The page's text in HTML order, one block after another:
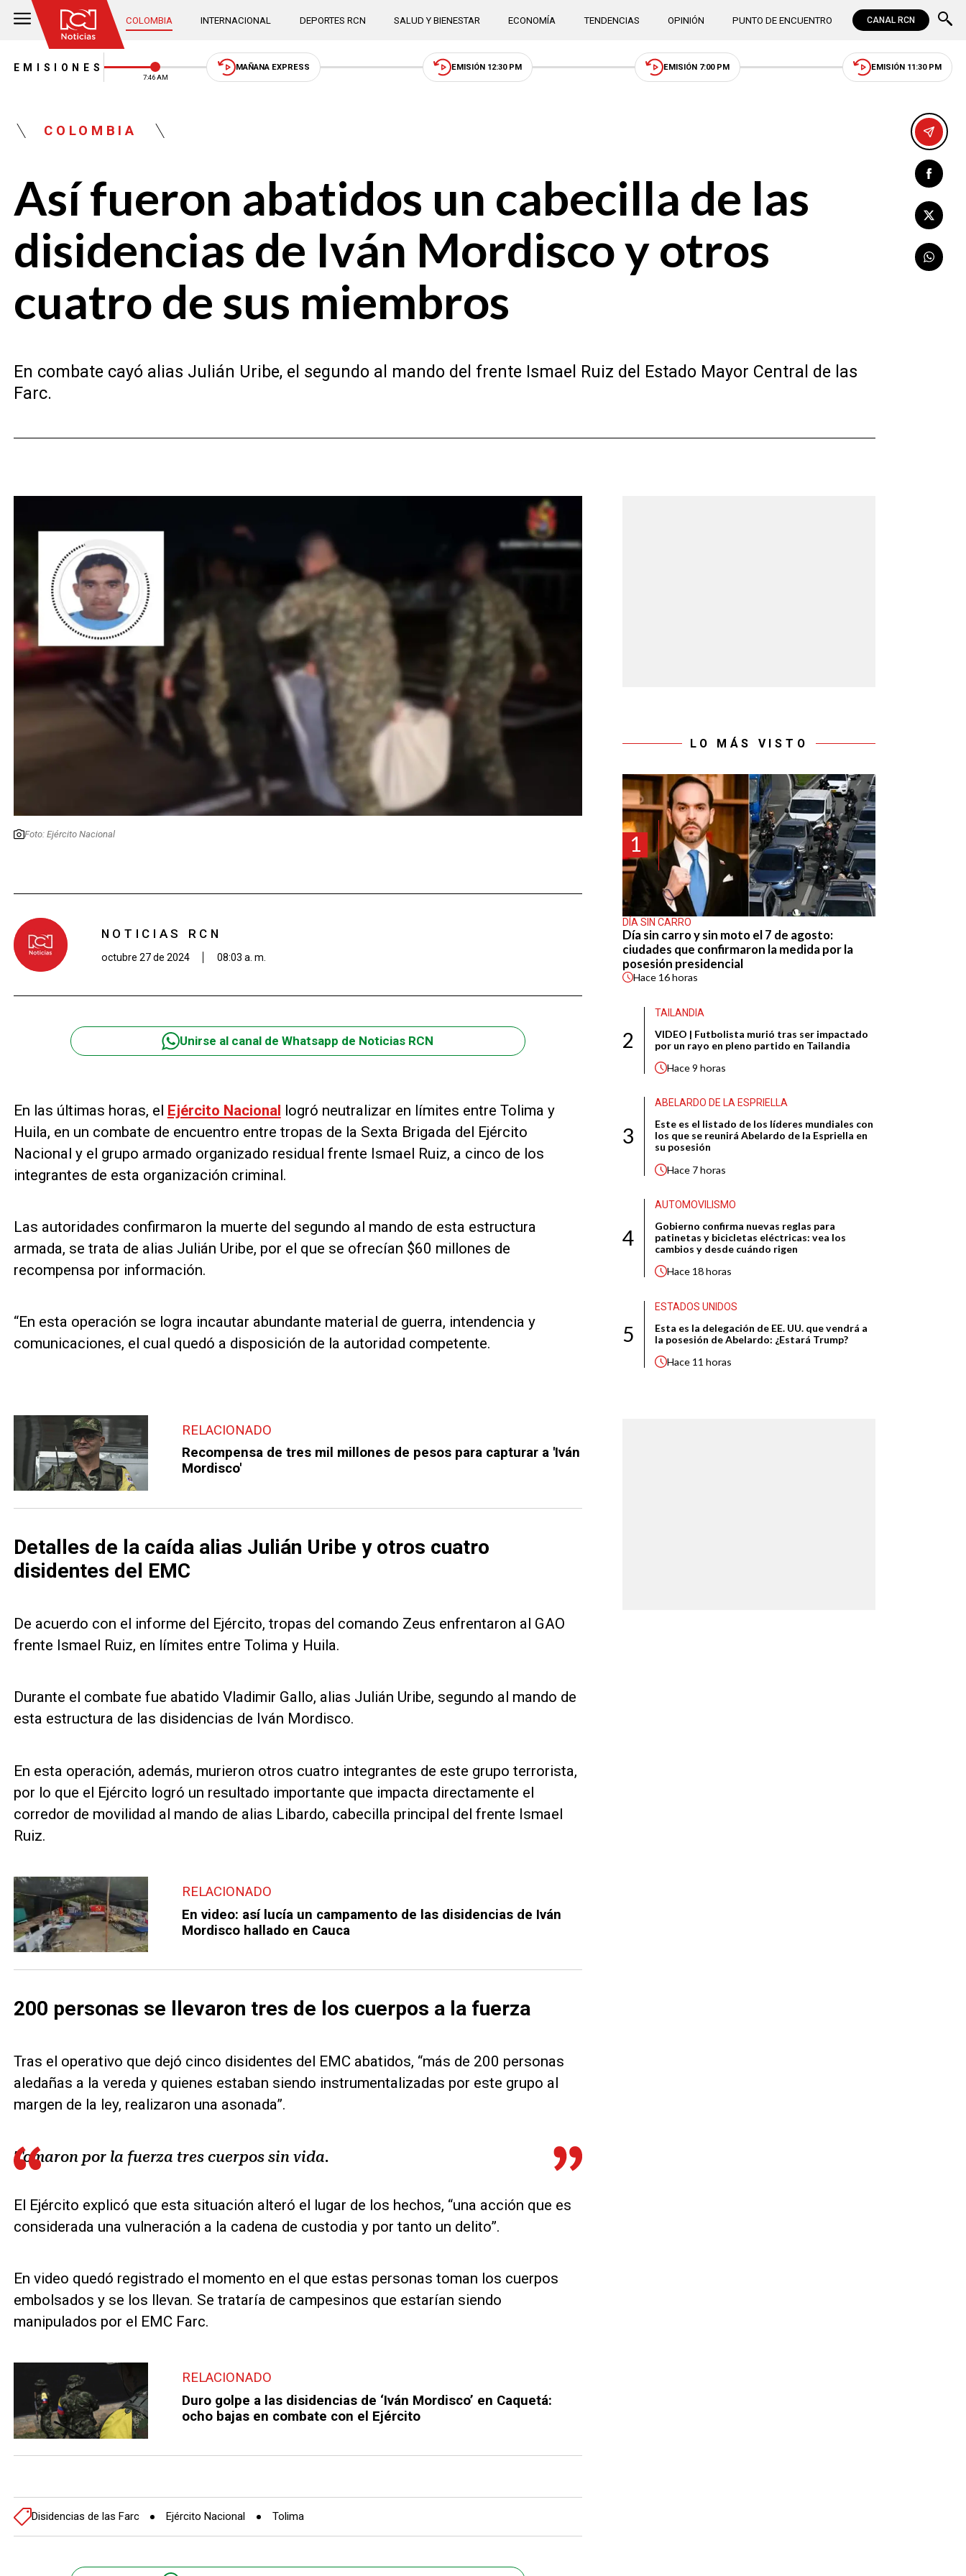
COLOMBIA INTERNACIONAL DEPORTES RCN SALUD Y BIENESTAR ECONOMÍA TENDENCIAS OPINIÓN PUNTO DE ENCUENTRO CANAL RCN
EMISIONES
7:46 AM
MAÑANA EXPRESS EMISIÓN 12:30 PM EMISIÓN 7:00 PM EMISIÓN 11:30 PM
COLOMBIA
Así fueron abatidos un cabecilla de las
disidencias de Iván Mordisco y otros
cuatro de sus miembros
En combate cayó alias Julián Uribe, el segundo al mando del frente Ismael Ruiz del Estado Mayor Central de las
Farc.
Foto: Ejército Nacional
NOTICIAS RCN
octubre 27 de 2024 08:03 a. m.
Unirse al canal de Whatsapp de Noticias RCN
En las últimas horas, el Ejército Nacional logró neutralizar en límites entre Tolima y
Huila, en un combate de encuentro entre tropas de la Sexta Brigada del Ejército
Nacional y el grupo armado organizado residual frente Ismael Ruiz, a cinco de los
integrantes de esta organización criminal.
Las autoridades confirmaron la muerte del segundo al mando de esta estructura
armada, se trata de alias Julián Uribe, por el que se ofrecían $60 millones de
recompensa por información.
“En esta operación se logra incautar abundante material de guerra, intendencia y
comunicaciones, el cual quedó a disposición de la autoridad competente.
RELACIONADO
Recompensa de tres mil millones de pesos para capturar a 'Iván
Mordisco'
Detalles de la caída alias Julián Uribe y otros cuatro
disidentes del EMC
De acuerdo con el informe del Ejército, tropas del comando Zeus enfrentaron al GAO
frente Ismael Ruiz, en límites entre Tolima y Huila.
Durante el combate fue abatido Vladimir Gallo, alias Julián Uribe, segundo al mando de
esta estructura de las disidencias de Iván Mordisco.
En esta operación, además, murieron otros cuatro integrantes de este grupo terrorista,
por lo que el Ejército logró un resultado importante que impacta directamente el
corredor de movilidad al mando de alias Libardo, cabecilla principal del frente Ismael
Ruiz.
RELACIONADO
En video: así lucía un campamento de las disidencias de Iván
Mordisco hallado en Cauca
200 personas se llevaron tres de los cuerpos a la fuerza
Tras el operativo que dejó cinco disidentes del EMC abatidos, “más de 200 personas
aledañas a la vereda y quienes estaban siendo instrumentalizadas por este grupo al
margen de la ley, realizaron una asonada”.
Tomaron por la fuerza tres cuerpos sin vida.
El Ejército explicó que esta situación alteró el lugar de los hechos, “una acción que es
considerada una vulneración a la cadena de custodia y por tanto un delito”.
En video quedó registrado el momento en el que estas personas toman los cuerpos
embolsados y se los llevan. Se trataría de campesinos que estarían siendo
manipulados por el EMC Farc.
RELACIONADO
Duro golpe a las disidencias de ‘Iván Mordisco’ en Caquetá:
ocho bajas en combate con el Ejército
Disidencias de las Farc Ejército Nacional Tolima
LO MÁS VISTO
1
DÍA SIN CARRO
Día sin carro y sin moto el 7 de agosto:
ciudades que confirmaron la medida por la
posesión presidencial
Hace 16 horas
2
TAILANDIA
VIDEO | Futbolista murió tras ser impactado
por un rayo en pleno partido en Tailandia
Hace9 horas
3
ABELARDO DE LA ESPRIELLA
Este es el listado de los líderes mundiales con
los que se reunirá Abelardo de la Espriella en
su posesión
Hace 7 horas
4
AUTOMOVILISMO
Gobierno confirma nuevas reglas para
patinetas y bicicletas eléctricas: vea los
cambios y desde cuándo rigen
Hace 18 horas
5
ESTADOS UNIDOS
Esta es la delegación de EE. UU. que vendrá a
la posesión de Abelardo: ¿Estará Trump?
Hace 11 horas